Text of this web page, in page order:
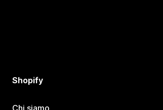
Shopify